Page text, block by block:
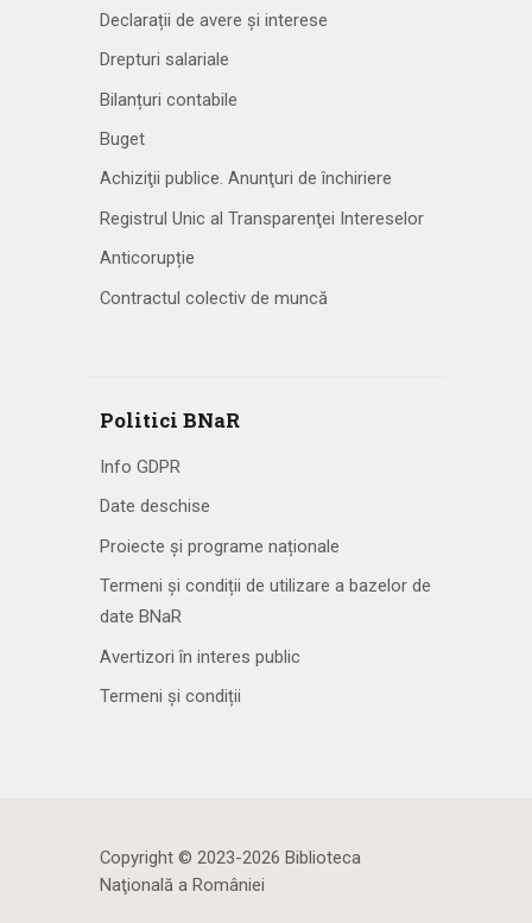
Declarații de avere și interese
Drepturi salariale
Bilanțuri contabile
Buget
Achiziţii publice. Anunţuri de închiriere
Registrul Unic al Transparenţei Intereselor
Anticorupție
Contractul colectiv de muncă
Politici BNaR
Info GDPR
Date deschise
Proiecte și programe naționale
Termeni și condiții de utilizare a bazelor de
date BNaR
Avertizori în interes public
Termeni și condiții
Copyright © 2023-2026 Biblioteca
Naţională a României